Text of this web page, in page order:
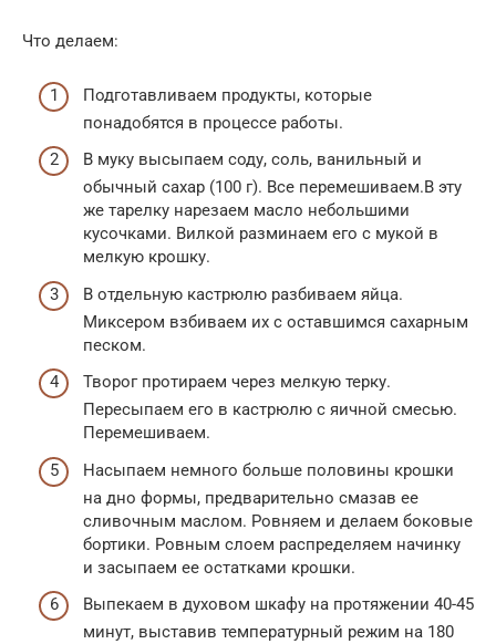
Что делаем:
Подготавливаем продукты, которые
понадобятся в процессе работы.
В муку высыпаем соду, соль, ванильный и
обычный сахар (100 г). Все перемешиваем.В эту
же тарелку нарезаем масло небольшими
кусочками. Вилкой разминаем его с мукой в
мелкую крошку.
В отдельную кастрюлю разбиваем яйца.
Миксером взбиваем их с оставшимся сахарным
песком.
Творог протираем через мелкую терку.
Пересыпаем его в кастрюлю с яичной смесью.
Перемешиваем.
Насыпаем немного больше половины крошки
на дно формы, предварительно смазав ее
сливочным маслом. Ровняем и делаем боковые
бортики. Ровным слоем распределяем начинку
и засыпаем ее остатками крошки.
Выпекаем в духовом шкафу на протяжении 40-45
минут, выставив температурный режим на 180